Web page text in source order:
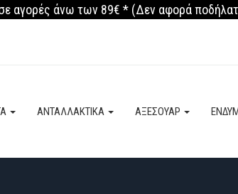
αγορές άνω των 89€ * (Δεν αφορά
ΑΝΤΑΛΛΑΚΤΙΚΑ ΑΞΕΣΟΥΑΡ